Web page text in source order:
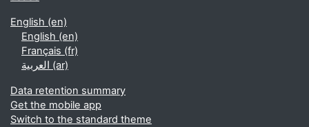
English ‎(en)‎
English ‎(en)‎
Français ‎(fr)‎
العربية ‎(ar)‎
Data retention summary
Get the mobile app
Switch to the standard theme